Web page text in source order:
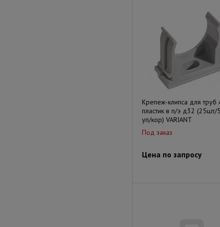
Крепеж-клипса для труб
пластик в п/э д32
уп/кор) VARIANT
Под заказ
Цена по запросу